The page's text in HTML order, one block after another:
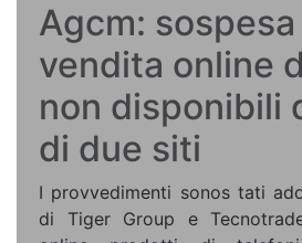
Agcm: sospesa
vendita online
non disponibili
di due siti
I provvedimenti sonos tati
di Tiger Group e